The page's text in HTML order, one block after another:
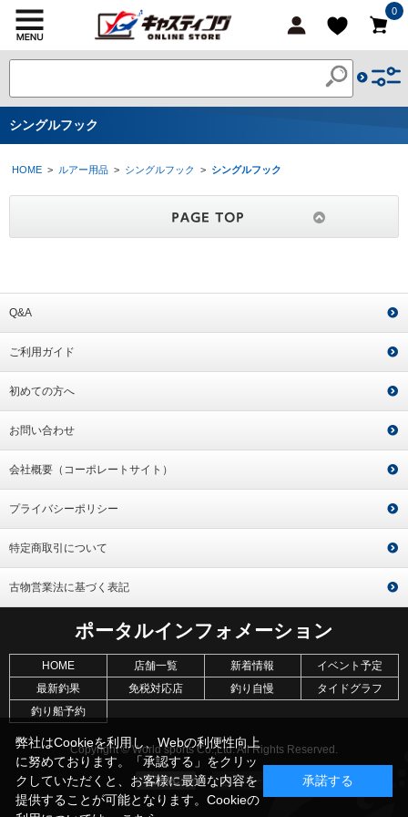
0
シングルフック
HOME > ルアー用品 > シングルフック > シングルフック
Q&A
ご利用ガイド
初めての方へ
お問い合わせ
会社概要（コーポレートサイト）
プライバシーポリシー
特定商取引について
古物営業法に基づく表記
ポータルインフォメーション
HOME 店舗一覧 新着情報
イベント予定
最新釣果
免税対応店 釣り自慢
タイドグラフ
釣り船予約
Copyright © World sports Co.,Ltd. All Rights Reserved.
弊社はCookieを利用し、Webの利便性向上
に努めております。「承認する」をクリッ
クしていただくと、お客様に最適な内容を
提供することが可能となります。Cookieの
承諾する